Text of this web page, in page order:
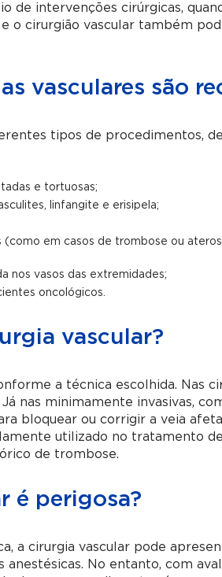
de intervenções cirúrgicas,
o cirurgião vascular também
vasculares são
tipos de procedimentos,
e tortuosas;
linfangite e erisipela;
(como em casos de trombose ou
nos vasos das extremidades;
oncológicos.
vascular?
a técnica escolhida. Nas
nas minimamente invasivas,
bloquear ou corrigir a veia
utilizado no tratamento
de trombose.
é perigosa?
a cirurgia vascular pode
No entanto, com